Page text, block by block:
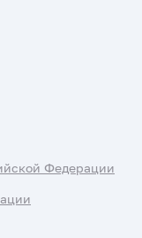
Федерации